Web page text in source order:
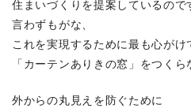
住まいづくりを提案しているので
言わずもがな、
これを実現するために最も心がけ
「カーテンありきの窓」をつくら
外からの丸見えを防ぐために